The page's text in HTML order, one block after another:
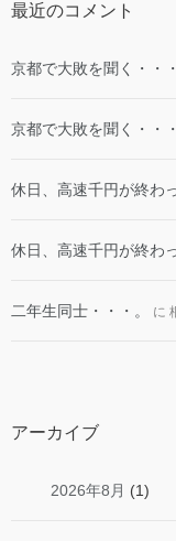
最近のコメント
京都で大敗を聞く・・・
京都で大敗を聞く・・・
休日、高速千円が終わ
休日、高速千円が終わ
二年生同士・・・。 に
アーカイブ
2026年8月 (1)